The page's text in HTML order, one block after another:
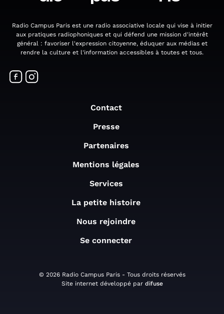
Radio Campus Paris est une radio associative locale qui vise à initier
aux pratiques radiophoniques et qui défend une mission d'intérêt
général : favoriser l'expression citoyenne, éduquer aux médias et
rendre la culture et l'information accessibles à toutes et tous.
Contact
Presse
Partenaires
Mentions légales
Services
La petite histoire
Nous rejoindre
Se connecter
© 2026 Radio Campus Paris - Tous droits réservés
Site internet développé par difuse